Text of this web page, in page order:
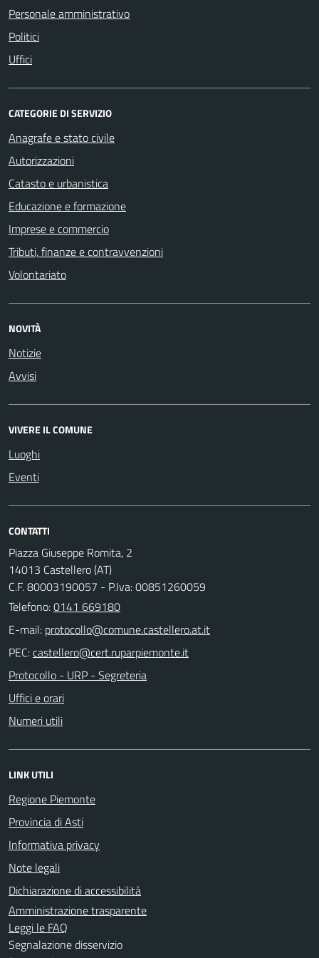
Personale amministrativo
Politici
Uffici
CATEGORIE DI SERVIZIO
Anagrafe e stato civile
Autorizzazioni
Catasto e urbanistica
Educazione e formazione
Imprese e commercio
Tributi, finanze e contravvenzioni
Volontariato
NOVITÀ
Notizie
Avvisi
VIVERE IL COMUNE
Luoghi
Eventi
CONTATTI
Piazza Giuseppe Romita, 2
14013 Castellero (AT)
C.F. 80003190057 - P.Iva: 00851260059
Telefono:0141 669180
E-mail:
PEC:
Protocollo - URP - Segreteria
Uffici e orari
Numeri utili
LINK UTILI
Regione Piemonte
Provincia di Asti
Informativa privacy
Note legali
Dichiarazione di accessibilità
Amministrazione trasparente
Leggi le FAQ
Segnalazione disservizio